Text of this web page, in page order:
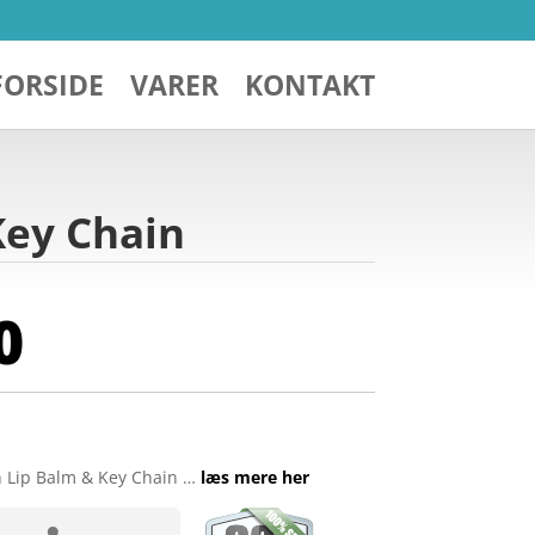
VARER KONTAKT
Chain
Balm & Key Chain … læs mere her